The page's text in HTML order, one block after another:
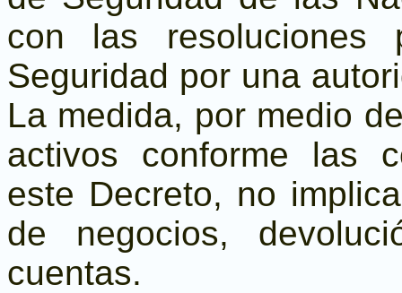
con las resoluciones
Seguridad por una
La medida, por medio
activos conforme las
este Decreto, no
de negocios,
cuentas.